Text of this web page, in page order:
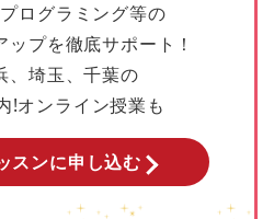
ログラミング等の
プを徹底サポート！
、埼玉、千葉の
!オンライン授業も
スンに申し込む